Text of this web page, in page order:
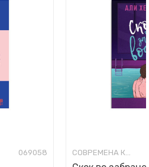
069058 СОВРЕМЕНА КНИЖЕВНОСТ